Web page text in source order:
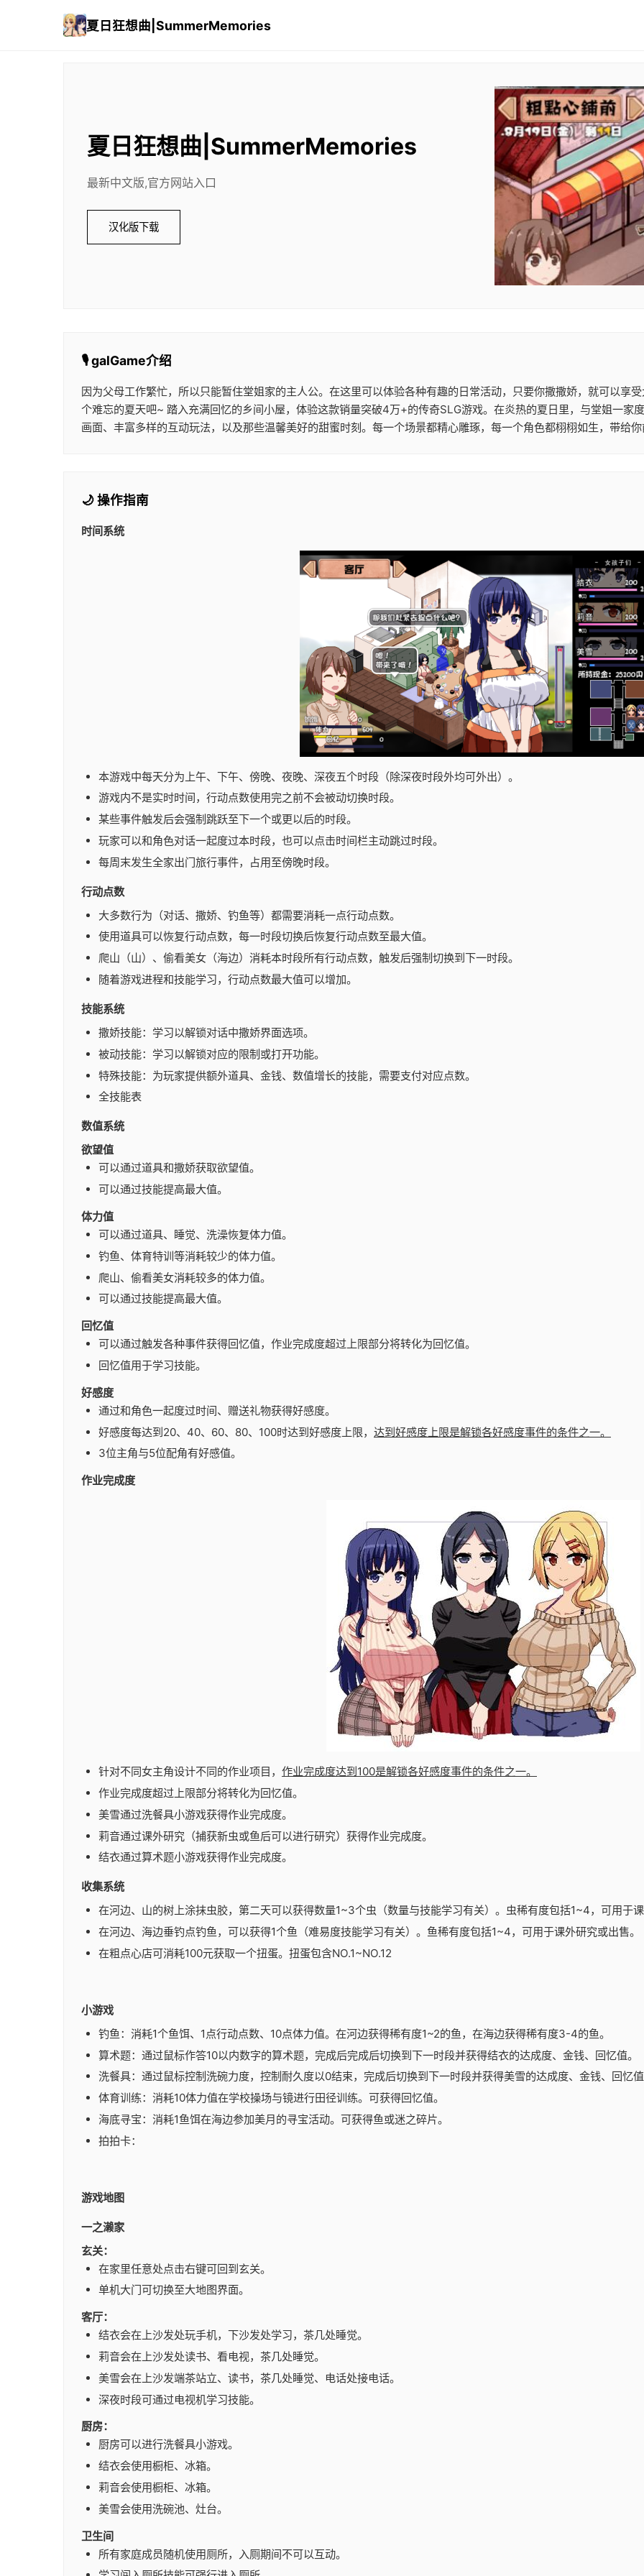
夏日狂想曲|SummerMemories
夏日狂想曲|SummerMemories
最新中文版,官方网站入口
汉化版下载
🎙️ galGame介绍
因为父母工作繁忙，所以只能暂住堂姐家的主人公。在这里可以体验各种有趣的日常活动，只要你撒撒娇，就可以享
个难忘的夏天吧~ 踏入充满回忆的乡间小屋，体验这款销量突破4万+的传奇SLG游戏。在炎热的夏日里，与堂姐一家
画面、丰富多样的互动玩法，以及那些温馨美好的甜蜜时刻。每一个场景都精心雕琢，每一个角色都栩栩如生，带给你
🌙 操作指南
时间系统
本游戏中每天分为上午、下午、傍晚、夜晚、深夜五个时段（除深夜时段外均可外出）。
游戏内不是实时时间，行动点数使用完之前不会被动切换时段。
某些事件触发后会强制跳跃至下一个或更以后的时段。
玩家可以和角色对话一起度过本时段，也可以点击时间栏主动跳过时段。
每周末发生全家出门旅行事件，占用至傍晚时段。
行动点数
大多数行为（对话、撒娇、钓鱼等）都需要消耗一点行动点数。
使用道具可以恢复行动点数，每一时段切换后恢复行动点数至最大值。
爬山（山）、偷看美女（海边）消耗本时段所有行动点数，触发后强制切换到下一时段。
随着游戏进程和技能学习，行动点数最大值可以增加。
技能系统
撒娇技能：学习以解锁对话中撒娇界面选项。
被动技能：学习以解锁对应的限制或打开功能。
特殊技能：为玩家提供额外道具、金钱、数值增长的技能，需要支付对应点数。
全技能表
数值系统
欲望值
可以通过道具和撒娇获取欲望值。
可以通过技能提高最大值。
体力值
可以通过道具、睡觉、洗澡恢复体力值。
钓鱼、体育特训等消耗较少的体力值。
爬山、偷看美女消耗较多的体力值。
可以通过技能提高最大值。
回忆值
可以通过触发各种事件获得回忆值，作业完成度超过上限部分将转化为回忆值。
回忆值用于学习技能。
好感度
通过和角色一起度过时间、赠送礼物获得好感度。
好感度每达到20、40、60、80、100时达到好感度上限， 达到好感度上限是解锁各好感度事件的条件之一。
3位主角与5位配角有好感值。
作业完成度
针对不同女主角设计不同的作业项目， 作业完成度达到100是解锁各好感度事件的条件之一。
作业完成度超过上限部分将转化为回忆值。
美雪通过洗餐具小游戏获得作业完成度。
莉音通过课外研究（捕获新虫或鱼后可以进行研究）获得作业完成度。
结衣通过算术题小游戏获得作业完成度。
收集系统
在河边、山的树上涂抹虫胶，第二天可以获得数量1~3个虫（数量与技能学习有关）。虫稀有度包括1~4，可用于课
在河边、海边垂钓点钓鱼，可以获得1个鱼（难易度技能学习有关）。鱼稀有度包括1~4，可用于课外研究或出售。
在粗点心店可消耗100元获取一个扭蛋。扭蛋包含NO.1~NO.12
小游戏
钓鱼：消耗1个鱼饵、1点行动点数、10点体力值。在河边获得稀有度1~2的鱼，在海边获得稀有度3-4的鱼。
算术题：通过鼠标作答10以内数字的算术题，完成后完成后切换到下一时段并获得结衣的达成度、金钱、回忆值。
洗餐具：通过鼠标控制洗碗力度，控制耐久度以0结束，完成后切换到下一时段并获得美雪的达成度、金钱、回忆值
体育训练：消耗10体力值在学校操场与镜进行田径训练。可获得回忆值。
海底寻宝：消耗1鱼饵在海边参加美月的寻宝活动。可获得鱼或迷之碎片。
拍拍卡：
游戏地图
一之濑家
玄关：
在家里任意处点击右键可回到玄关。
单机大门可切换至大地图界面。
客厅：
结衣会在上沙发处玩手机，下沙发处学习，茶几处睡觉。
莉音会在上沙发处读书、看电视，茶几处睡觉。
美雪会在上沙发端茶站立、读书，茶几处睡觉、电话处接电话。
深夜时段可通过电视机学习技能。
厨房：
厨房可以进行洗餐具小游戏。
结衣会使用橱柜、冰箱。
莉音会使用橱柜、冰箱。
美雪会使用洗碗池、灶台。
卫生间
所有家庭成员随机使用厕所，入厕期间不可以互动。